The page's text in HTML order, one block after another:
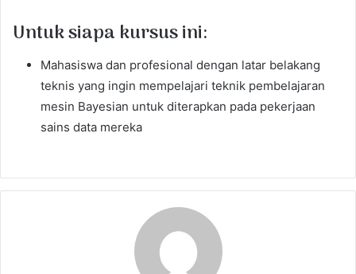
Untuk siapa kursus ini:
Mahasiswa dan profesional dengan latar belakang
teknis yang ingin mempelajari teknik pembelajaran
mesin Bayesian untuk diterapkan pada pekerjaan
sains data mereka